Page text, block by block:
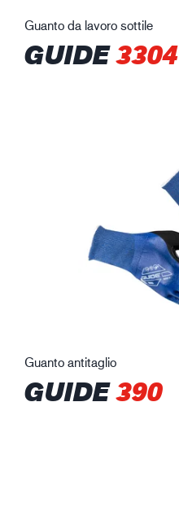
Guanto da lavoro sottile
GUIDE3304
Guanto antitaglio
GUIDE390